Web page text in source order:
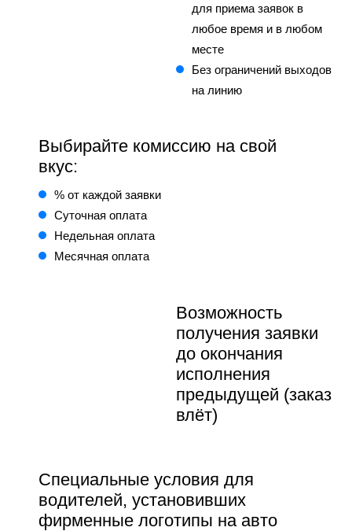
для приема заявок в
любое время и в любом
месте
Без ограничений выходов
на линию
Выбирайте комиссию на свой
вкус:
% от каждой заявки
Суточная оплата
Недельная оплата
Месячная оплата
Возможность
получения заявки
до окончания
исполнения
предыдущей (заказ
влёт)
Специальные условия для
водителей, установивших
фирменные логотипы на авто